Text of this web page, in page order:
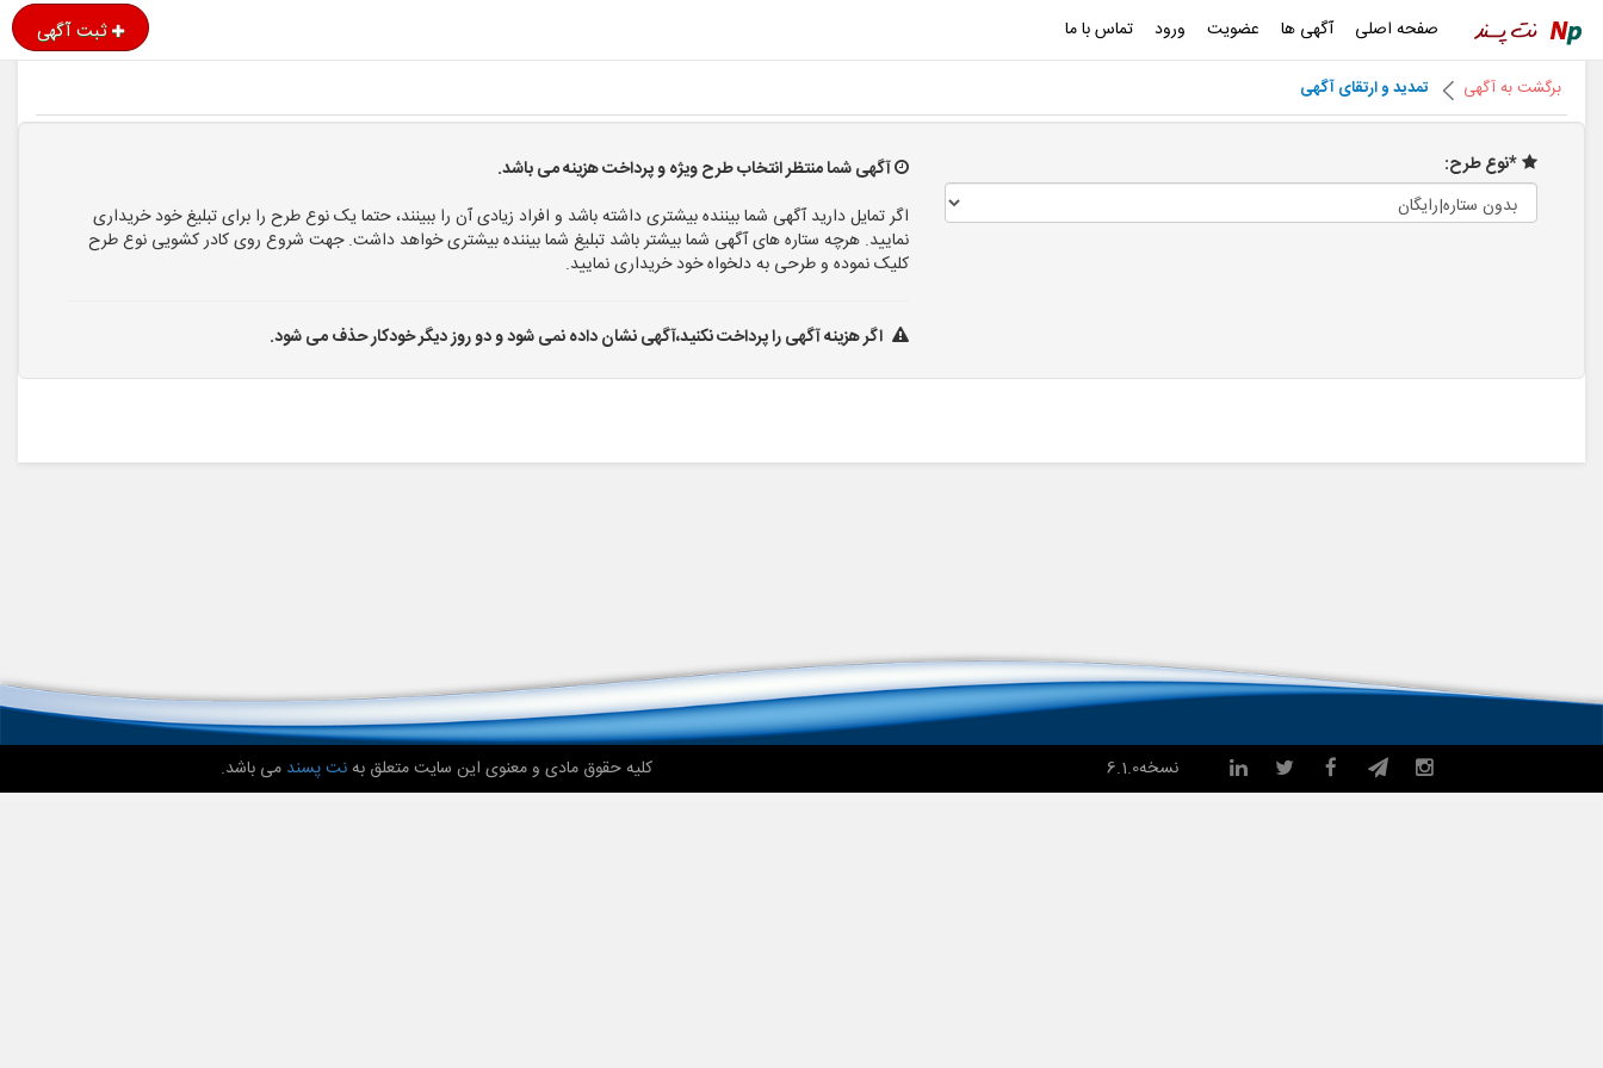
صفحه اصلی آگهی ها عضویت ورود تماس با ما ثبت آگهی
برگشت به آگهی تمدید و ارتقای آگهی
*نوع طرح:
آگهی شما منتظر انتخاب طرح ویژه و پرداخت هزینه می باشد.
اگر تمایل دارید آگهی شما بیننده بیشتری داشته باشد و افراد زیادی آن را ببینند، حتما یک نوع طرح را برای تبلیغ خود خریداری
نمایید. هرچه ستاره های آگهی شما بیشتر باشد تبلیغ شما بیننده بیشتری خواهد داشت. جهت شروع روی کادر کشویی نوع طرح
کلیک نموده و طرحی به دلخواه خود خریداری نمایید.
اگر هزینه آگهی را پرداخت نکنید،آگهی نشان داده نمی شود و دو روز دیگر خودکار حذف می شود.
کلیه حقوق مادی و معنوی این سایت متعلق بهنت پسندمی باشد. نسخه6.1.0